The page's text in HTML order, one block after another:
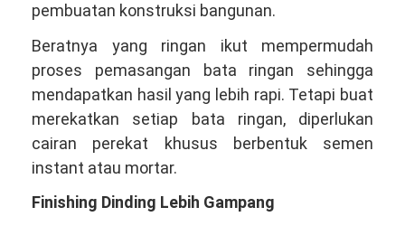
pembuatan konstruksi bangunan.
Beratnya yang ringan ikut mempermudah
proses pemasangan bata ringan sehingga
mendapatkan hasil yang lebih rapi. Tetapi buat
merekatkan setiap bata ringan, diperlukan
cairan perekat khusus berbentuk semen
instant atau mortar.
Finishing Dinding Lebih Gampang